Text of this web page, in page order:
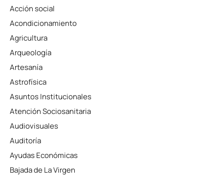
Acción social
Acondicionamiento
Agricultura
Arqueología
Artesanía
Astrofísica
Asuntos Institucionales
Atención Sociosanitaria
Audiovisuales
Auditoría
Ayudas Económicas
Bajada de La Virgen